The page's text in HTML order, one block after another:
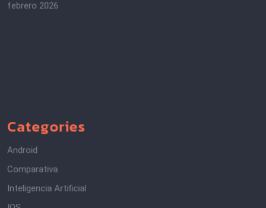
febrero 2026
Categories
Android
Comparativa
Inteligencia Artificial